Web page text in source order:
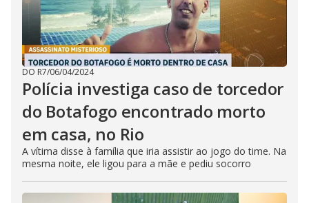
DO R7/06/04/2024
Polícia investiga caso de torcedor
do Botafogo encontrado morto
em casa, no Rio
A vítima disse à família que iria assistir ao jogo do time. Na
mesma noite, ele ligou para a mãe e pediu socorro